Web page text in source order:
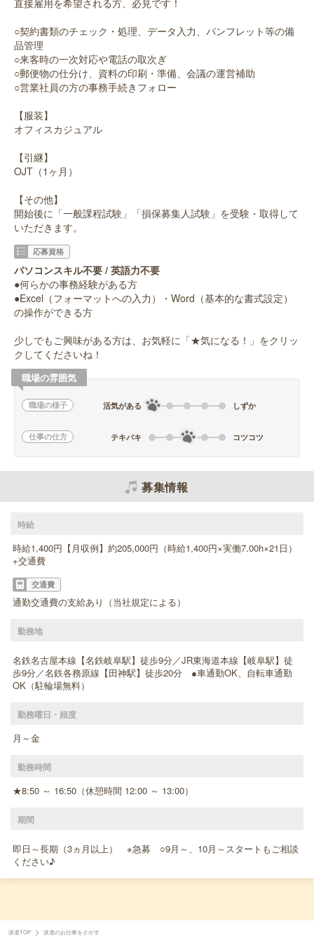
直接雇用を希望される方、必見です！
○契約書類のチェック・処理、データ入力、パンフレット等の備
品管理
○来客時の一次対応や電話の取次ぎ
○郵便物の仕分け、資料の印刷・準備、会議の運営補助
○営業社員の方の事務手続きフォロー
【服装】
オフィスカジュアル
【引継】
OJT（1ヶ月）
【その他】
開始後に「一般課程試験」「損保募集人試験」を受験・取得して
いただきます。
応募資格
パソコンスキル不要 / 英語力不要
●何らかの事務経験がある方
●Excel（フォーマットへの入力）・Word（基本的な書式設定）
の操作ができる方
少しでもご興味がある方は、お気軽に「★気になる！」をクリッ
クしてくださいね！
職場の雰囲気
職場の様子 活気がある しずか
仕事の仕方 テキパキ コツコツ
募集情報
時給
時給1,400円【月収例】約205,000円（時給1,400円×実働7.00h×21日）
+交通費
交通費
通勤交通費の支給あり（当社規定による）
勤務地
名鉄名古屋本線【名鉄岐阜駅】徒歩9分／JR東海道本線【岐阜駅】徒
歩9分／名鉄各務原線【田神駅】徒歩20分 ●車通勤OK、自転車通勤
OK（駐輪場無料）
勤務曜日・頻度
月～金
勤務時間
★8:50 ～ 16:50（休憩時間 12:00 ～ 13:00）
期間
即日～長期（3ヵ月以上） ※急募 ○9月～、10月～スタートもご相談
ください♪
派遣TOP 派遣のお仕事をさがす